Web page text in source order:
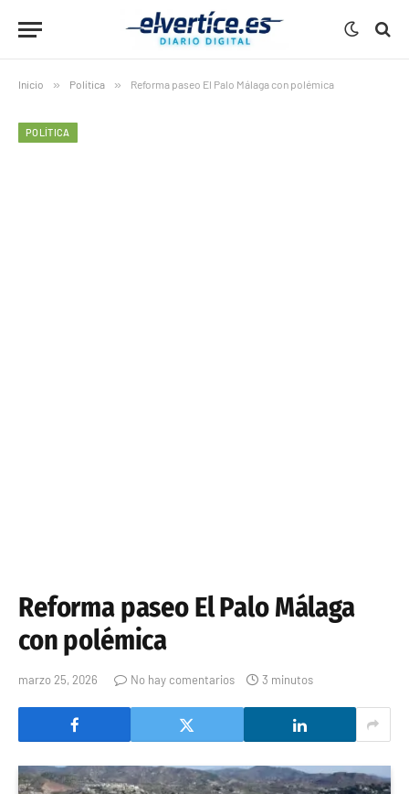
Inicio » Política » Reforma paseo El Palo Málaga con polémica
POLÍTICA
Reforma paseo El Palo Málaga
con polémica
marzo 25, 2026 No hay comentarios 3 minutos